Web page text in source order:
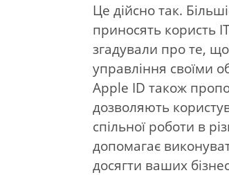
Це дійсно так.
приносять користь
згадували про те,
управління своїми
Apple ID також
дозволяють
спільної роботи в
допомагає
досягти ваших